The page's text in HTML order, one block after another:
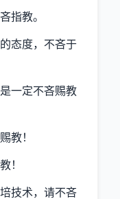
指教。
态度，不吝于
一定不吝赐教
教！
！
技术，请不吝